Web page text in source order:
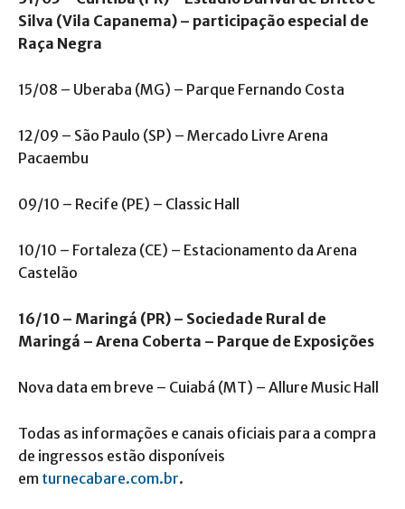
Silva (Vila Capanema) – participação especial de
Raça Negra
15/08 – Uberaba (MG) – Parque Fernando Costa
12/09 – São Paulo (SP) – Mercado Livre Arena
Pacaembu
09/10 – Recife (PE) – Classic Hall
10/10 – Fortaleza (CE) – Estacionamento da Arena
Castelão
16/10 – Maringá (PR) – Sociedade Rural de
Maringá – Arena Coberta – Parque de Exposições
Nova data em breve – Cuiabá (MT) – Allure Music Hall
Todas as informações e canais oficiais para a compra
de ingressos estão disponíveis
em turnecabare.com.br.